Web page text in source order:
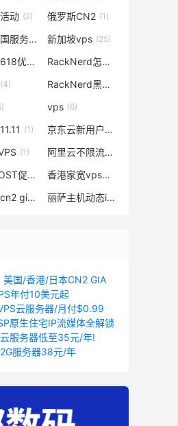
动 (2) 俄罗斯CN2 (1)
便宜美国服务器 (3)
新加坡vps (25)
京东云618优惠 (3) RackNerd怎么样
(4) RackNerd黑色星期五
vps (6)
(1) 京东云新用户
(2)
(1) 阿里云不限流量
TOTHOST促销 (2) 香港家宽vps(14)
洛杉矶cn2 gia 丽萨主机动态ip
美国/香港/日本CN2 GIA
年付10美元起
云服务器/月付$0.99
原生住宅IP流媒体全解锁
服务器低至35元/年!
服务器38元/年